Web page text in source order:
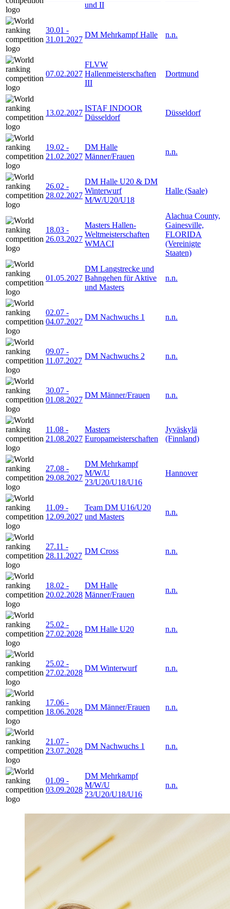
und II
30.01 -
31.01.2027
DM Mehrkampf Halle n.n.
07.02.2027
FLVW
Hallenmeisterschaften
III
Dortmund
13.02.2027
ISTAF INDOOR
Düsseldorf
Düsseldorf
19.02 -
21.02.2027
DM Halle
Männer/Frauen
n.n.
26.02 -
28.02.2027
DM Halle U20 & DM
Winterwurf
M/W/U20/U18
Halle (Saale)
18.03 -
26.03.2027
Masters Hallen-
Weltmeisterschaften
WMACI
Alachua County,
Gainesville,
FLORIDA
(Vereinigte
Staaten)
01.05.2027
DM Langstrecke und
Bahngehen für Aktive
und Masters
n.n.
02.07 -
04.07.2027
DM Nachwuchs 1 n.n.
09.07 -
11.07.2027
DM Nachwuchs 2 n.n.
30.07 -
01.08.2027
DM Männer/Frauen n.n.
11.08 -
21.08.2027
Masters
Europameisterschaften
Jyväskylä
(Finnland)
27.08 -
29.08.2027
DM Mehrkampf
M/W/U
23/U20/U18/U16
Hannover
11.09 -
12.09.2027
Team DM U16/U20
und Masters
n.n.
27.11 -
28.11.2027
DM Cross n.n.
18.02 -
20.02.2028
DM Halle
Männer/Frauen
n.n.
25.02 -
27.02.2028
DM Halle U20 n.n.
25.02 -
27.02.2028
DM Winterwurf n.n.
17.06 -
18.06.2028
DM Männer/Frauen n.n.
21.07 -
23.07.2028
DM Nachwuchs 1 n.n.
01.09 -
03.09.2028
DM Mehrkampf
M/W/U
23/U20/U18/U16
n.n.